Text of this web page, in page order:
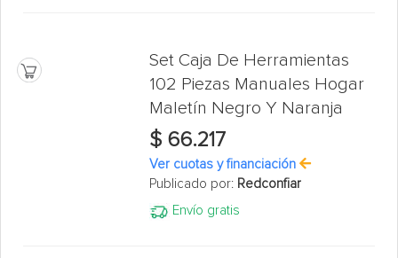
Set Caja De Herramientas
102 Piezas Manuales Hogar
Maletín Negro Y Naranja
$ 66.217
Ver cuotas y financiación
Publicado por: Redconfiar
Envío gratis